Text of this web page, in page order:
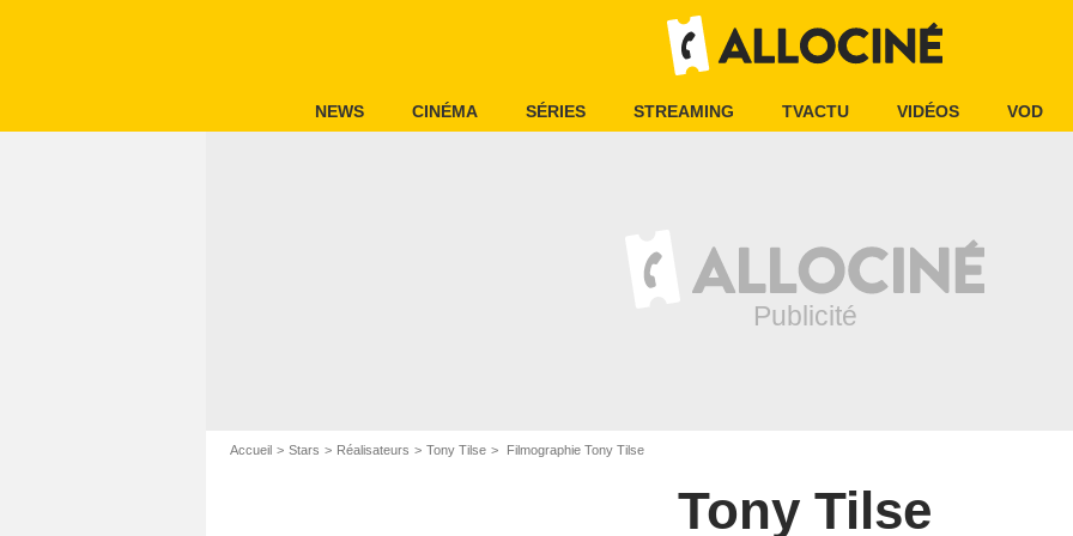
NEWS CINÉMA SÉRIES STREAMING TVACTU VIDÉOS VOD
Accueil Stars Réalisateurs Tony Tilse Filmographie Tony Tilse
Tony Tilse